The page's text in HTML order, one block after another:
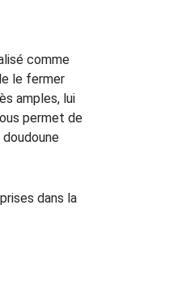
comme
le fermer
amples, lui
permet de
dans la